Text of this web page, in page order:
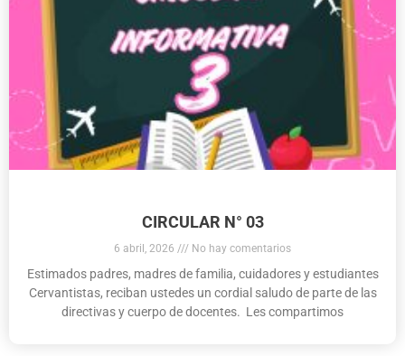
CIRCULAR N° 03
6 abril, 2026 No hay comentarios
Estimados padres, madres de familia, cuidadores y estudiantes
Cervantistas, reciban ustedes un cordial saludo de parte de las
directivas y cuerpo de docentes. Les compartimos